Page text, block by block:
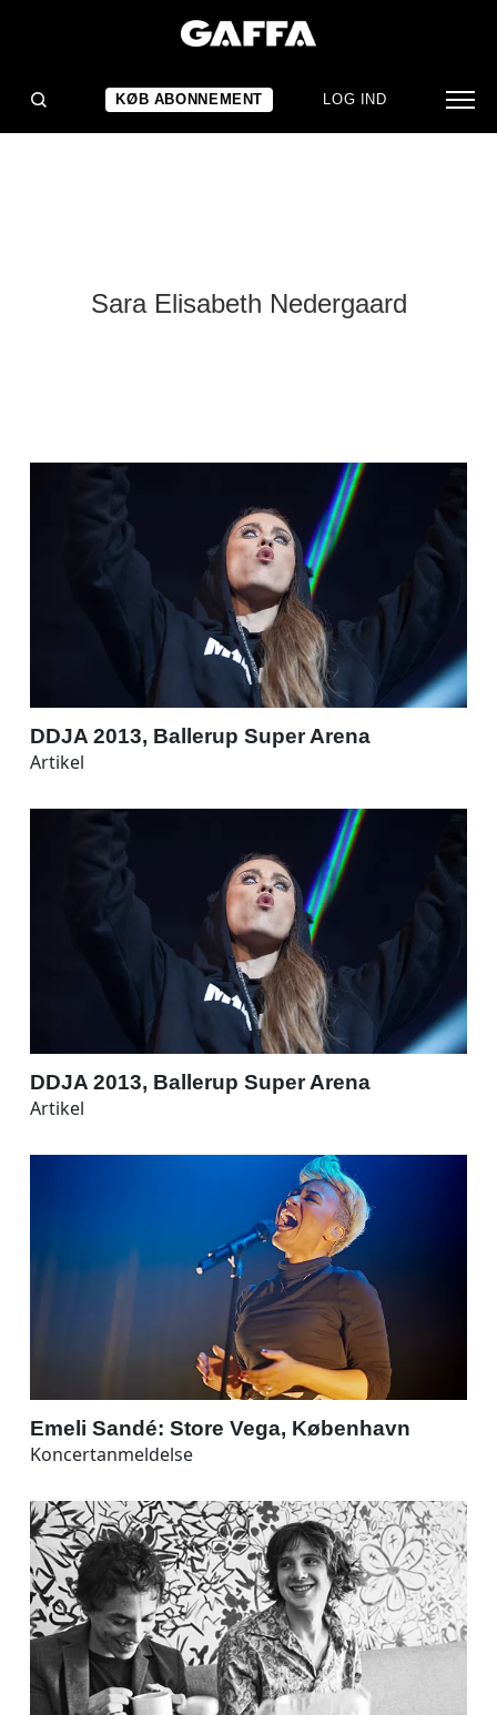
KØB ABONNEMENT LOG IND
Sara Elisabeth Nedergaard
DDJA 2013, Ballerup Super Arena
Artikel
DDJA 2013, Ballerup Super Arena
Artikel
Emeli Sandé: Store Vega, København
Koncertanmeldelse